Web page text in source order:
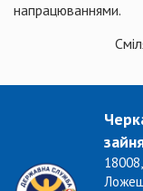
напрацюваннями.